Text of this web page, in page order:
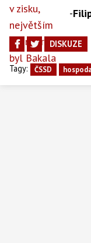
-
DISKUZE
Tagy: ČSSD